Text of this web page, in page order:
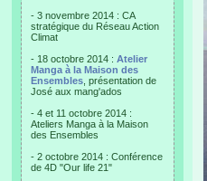
- 3 novembre 2014 : CA
stratégique du Réseau Action
Climat
- 18 octobre 2014 : Atelier
Manga à la Maison des
Ensembles , présentation de
José aux mang'ados
- 4 et 11 octobre 2014 :
Ateliers Manga à la Maison
des Ensembles
- 2 octobre 2014 : Conférence
de 4D "Our life 21"